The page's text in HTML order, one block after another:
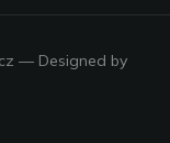
— Designed by